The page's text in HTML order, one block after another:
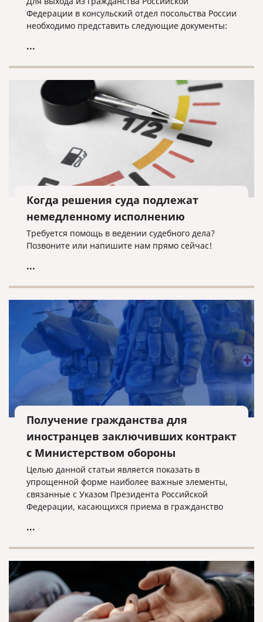
Федерации в консульский отдел посольства России
необходимо представить следующие документы:
...
Когда решения суда подлежат
немедленному исполнению
Требуется помощь в ведении судебного дела?
Позвоните или напишите нам прямо сейчас!
...
Получение гражданства для
иностранцев заключивших контракт
с Министерством обороны
Целью данной статьи является показать в
упрощенной форме наиболее важные элементы,
связанные с Указом Президента Российской
Федерации, касающихся приема в гражданство
заключивших контракт на военную службу в
формирования, а также их семьи.
...